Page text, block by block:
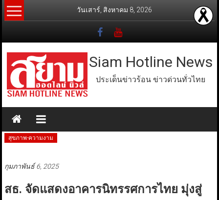
Skip
to
วันเสาร์, สิงหาคม 8, 2026
Siam Hotline News
ประเด็นข่าวร้อน ข่าวด่วนทั่วไทย
สุขภาพ-ความงาม
กุมภาพันธ์ 6, 2025
สธ. จัดแสดงอาคารนิทรรศการไทย มุ่งสู่